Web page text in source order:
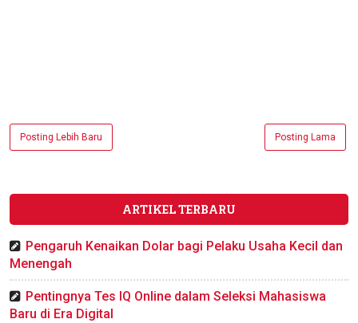
Posting Lebih Baru Posting Lama
ARTIKEL TERBARU
Pengaruh Kenaikan Dolar bagi Pelaku Usaha Kecil dan
Menengah
Pentingnya Tes IQ Online dalam Seleksi Mahasiswa
Baru di Era Digital